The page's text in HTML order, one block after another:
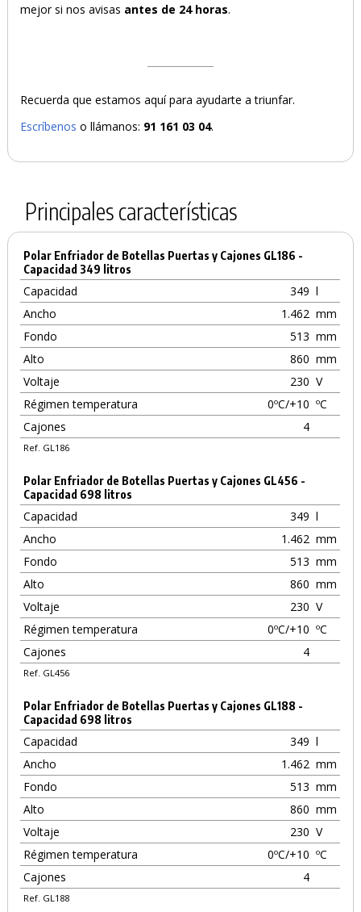
mejor si nos avisas antes de 24 horas.
Recuerda que estamos aquí para ayudarte a triunfar.
Escríbenos o llámanos: 91 161 03 04.
Principales características
Polar Enfriador de Botellas Puertas y Cajones GL186 -
Capacidad 349 litros
Capacidad 349 l
Ancho
1.462 mm
Fondo
513 mm
Alto
860 mm
Voltaje
230 V
Régimen temperatura
0ºC/+10 ºC
Cajones
4
Ref. GL186
Polar Enfriador de Botellas Puertas y Cajones GL456 -
Capacidad 698 litros
Capacidad 349 l
Ancho
1.462 mm
Fondo
513 mm
Alto
860 mm
Voltaje
230 V
Régimen temperatura
0ºC/+10 ºC
Cajones
4
Ref. GL456
Polar Enfriador de Botellas Puertas y Cajones GL188 -
Capacidad 698 litros
Capacidad 349 l
Ancho
1.462 mm
Fondo
513 mm
Alto
860 mm
Voltaje
230 V
Régimen temperatura
0ºC/+10 ºC
Cajones
4
Ref. GL188